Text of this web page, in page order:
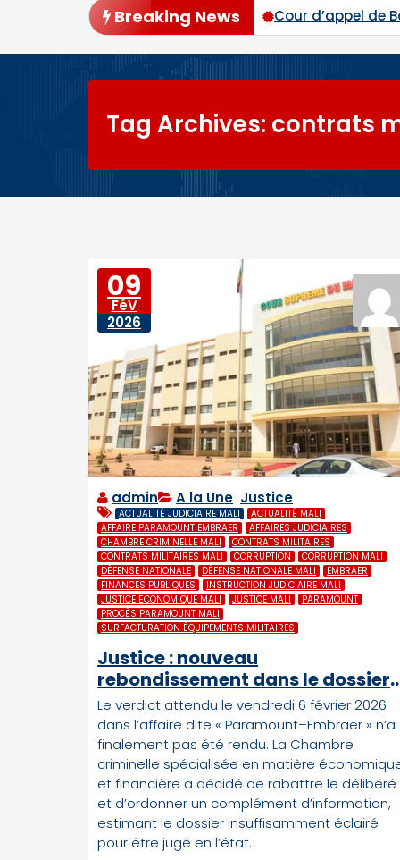
Breaking News
plus de 94 % des voix Cour d’appel de Bamako :
Tag Archives: contrats
09
FéV
2026
admin A la Une Justice
ACTUALITÉ JUDICIAIRE MALI
ACTUALITÉ MALI
AFFAIRE PARAMOUNT EMBRAER
AFFAIRES JUDICIAIRES
CHAMBRE CRIMINELLE MALI
CONTRATS MILITAIRES
CONTRATS MILITAIRES MALI
CORRUPTION
CORRUPTION MALI
DÉFENSE NATIONALE
DÉFENSE NATIONALE MALI
EMBRAER
FINANCES PUBLIQUES
INSTRUCTION JUDICIAIRE MALI
JUSTICE ÉCONOMIQUE MALI
JUSTICE MALI
PARAMOUNT
PROCÈS PARAMOUNT MALI
SURFACTURATION ÉQUIPEMENTS MILITAIRES
Justice : nouveau
rebondissement dans le dossier
Paramount au Mali
Le verdict attendu le vendredi 6 février 2026
dans l’affaire dite « Paramount–Embraer » n’a
finalement pas été rendu. La Chambre
criminelle spécialisée en matière
et financière a décidé de rabattre le délibéré
et d’ordonner un complément d’information,
estimant le dossier insuffisamment éclairé
pour être jugé en l’état.